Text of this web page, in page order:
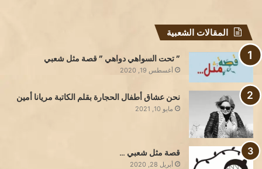
المقالات الشعبية
” تحت السواهي دواهي ” قصة مثل شعبي
أغسطس 19, 2020
نحن عشاق أطفال الحجارة بقلم الكاتبة مريانا أمين
مايو 10, 2021
قصة مثل شعبي …
أبريل 28, 2020